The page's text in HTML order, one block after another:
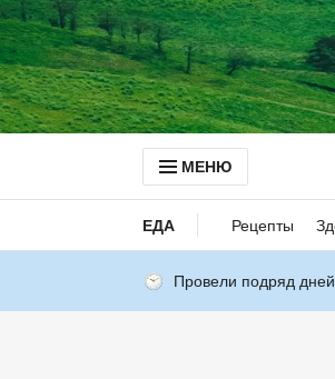
МЕНЮ
ЕДА Рецепты
Провели подряд